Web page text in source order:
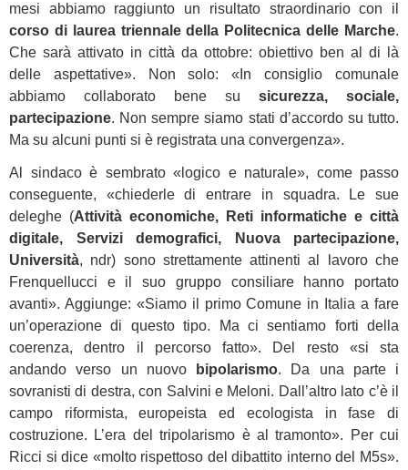
mesi abbiamo raggiunto un risultato straordinario con il
corso di laurea triennale della Politecnica delle Marche.
Che sarà attivato in città da ottobre: obiettivo ben al di là
delle aspettative». Non solo: «In consiglio comunale
abbiamo collaborato bene su sicurezza, sociale,
partecipazione. Non sempre siamo stati d’accordo su tutto.
Ma su alcuni punti si è registrata una convergenza».
Al sindaco è sembrato «logico e naturale», come passo
conseguente, «chiederle di entrare in squadra. Le sue
deleghe (Attività economiche, Reti informatiche e città
digitale, Servizi demografici, Nuova partecipazione,
Università, ndr) sono strettamente attinenti al lavoro che
Frenquellucci e il suo gruppo consiliare hanno portato
avanti». Aggiunge: «Siamo il primo Comune in Italia a fare
un’operazione di questo tipo. Ma ci sentiamo forti della
coerenza, dentro il percorso fatto». Del resto «si sta
andando verso un nuovo
bipolarismo. Da una parte i
sovranisti di destra, con Salvini e Meloni. Dall’altro lato c’è il
campo riformista, europeista ed ecologista in fase di
costruzione. L’era del tripolarismo è al tramonto». Per cui
Ricci si dice «molto rispettoso del dibattito interno del M5s».